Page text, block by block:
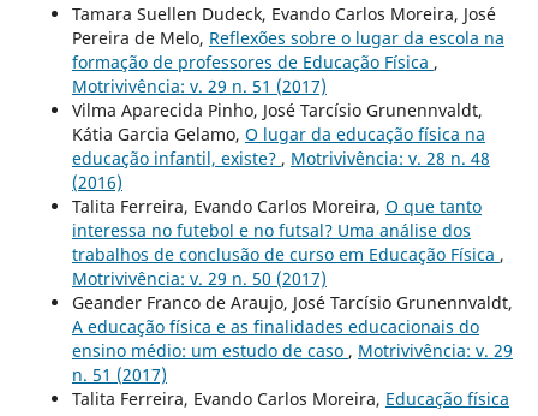
Tamara Suellen Dudeck, Evando Carlos Moreira, José
Pereira de Melo, Reflexões sobre o lugar da escola na
formação de professores de Educação Física ,
Motrivivência: v. 29 n. 51 (2017)
Vilma Aparecida Pinho, José Tarcísio Grunennvaldt,
Kátia Garcia Gelamo, O lugar da educação física na
educação infantil, existe? , Motrivivência: v. 28 n. 48
(2016)
Talita Ferreira, Evando Carlos Moreira, O que tanto
interessa no futebol e no futsal? Uma análise dos
trabalhos de conclusão de curso em Educação Física ,
Motrivivência: v. 29 n. 50 (2017)
Geander Franco de Araujo, José Tarcísio Grunennvaldt,
A educação física e as finalidades educacionais do
ensino médio: um estudo de caso , Motrivivência: v. 29
n. 51 (2017)
Talita Ferreira, Evando Carlos Moreira, Educação física